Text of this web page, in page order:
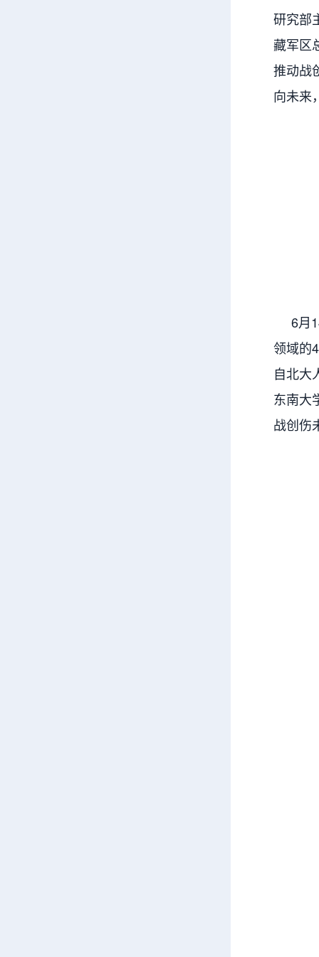
研究部
藏军区
推动战
向未来
6月
领域的
自北大
东南大
战创伤